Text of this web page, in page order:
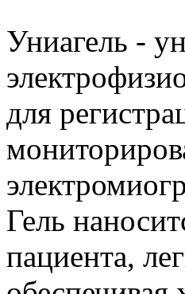
Униагель -
для
Гель
пациента,